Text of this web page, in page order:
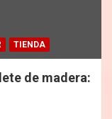
TIENDA
de madera: